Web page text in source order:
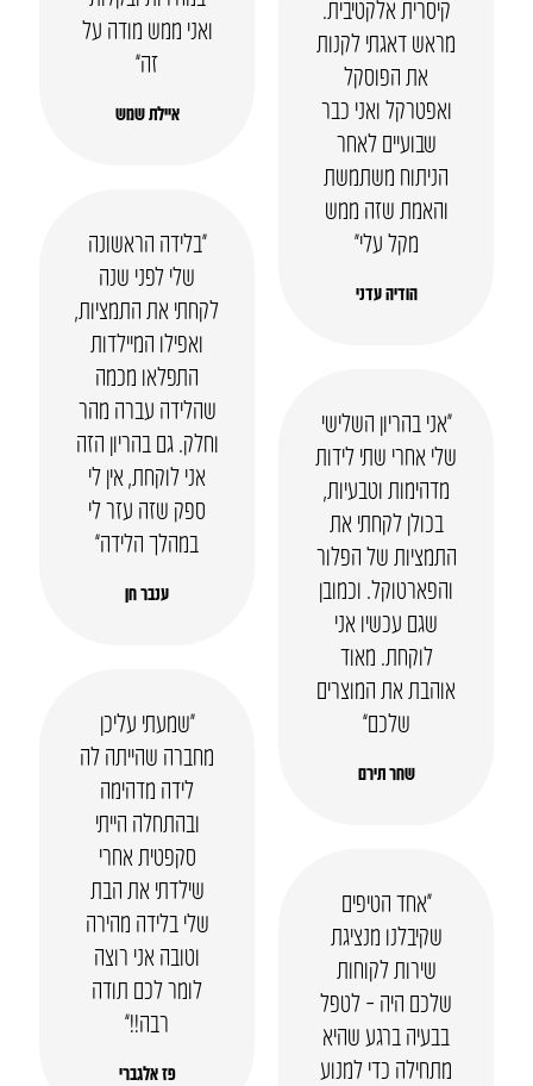
ואני ממש מודה על
זה”
איילת שמש
קיסרית אלקטיבית.
מראש דאגתי לקנות
את הפוסקל
ואפטרקל ואני כבר
שבועיים לאחר
הניתוח משתמשת
והאמת שזה ממש
מקל עלי״
הודיה עדני
“בלידה הראשונה
שלי לפני שנה
לקחתי את התמציות,
ואפילו המיילדות
התפלאו מכמה
שהלידה עברה מהר
וחלק. גם בהריון הזה
אני לוקחת, אין לי
ספק שזה עזר לי
במהלך הלידה”
ענבר חן
“אני בהריון השלישי
שלי אחרי שתי לידות
מדהימות וטבעיות,
בכולן לקחתי את
התמציות של הפלור
והפארטוקל. וכמובן
שגם עכשיו אני
לוקחת. מאוד
אוהבת את המוצרים
שלכם”
שחר תירם
“שמעתי עליכן
מחברה שהייתה לה
לידה מדהימה
ובהתחלה הייתי
סקפטית אחרי
שילדתי את הבת
שלי בלידה מהירה
וטובה אני רוצה
לומר לכם תודה
רבה!!”
פז אלגברי
“אחד הטיפים
שקיבלנו מנציגת
שירות לקוחות
שלכם היה – לטפל
בבעיה ברגע שהיא
מתחילה כדי למנוע